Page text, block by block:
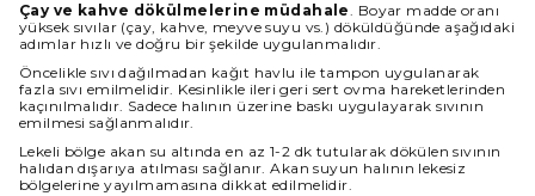
Çay ve kahve dökülmelerine müdahale. Boyar madde oranı
yüksek sıvılar (çay, kahve, meyve suyu vs.) döküldüğünde aşağıdaki
adımlar hızlı ve doğru bir şekilde uygulanmalıdır.
Öncelikle sıvı dağılmadan kağıt havlu ile tampon uygulanarak
fazla sıvı emilmelidir. Kesinlikle ileri geri sert ovma hareketlerinden
kaçınılmalıdır. Sadece halının üzerine baskı uygulayarak sıvının
emilmesi sağlanmalıdır.
Lekeli bölge akan su altında en az 1-2 dk tutularak dökülen sıvının
halıdan dışarıya atılması sağlanır. Akan suyun halının lekesiz
bölgelerine yayılmamasına dikkat edilmelidir.